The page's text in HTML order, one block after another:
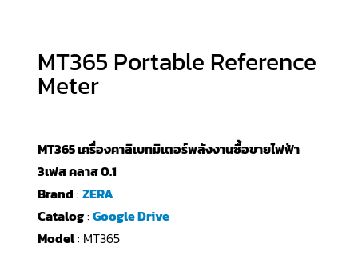
MT365 Portable Reference
Meter
MT365 เครื่องคาลิเบทมิเตอร์พลังงานซื้อขายไฟฟ้า
3เฟส คลาส 0.1
Brand : ZERA
Catalog: Google Drive
Model: MT365